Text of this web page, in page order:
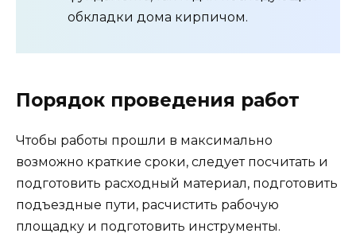
обкладки дома кирпичом.
Порядок проведения работ
Чтобы работы прошли в максимально
возможно краткие сроки, следует посчитать и
подготовить расходный материал, подготовить
подъездные пути, расчистить рабочую
площадку и подготовить инструменты.